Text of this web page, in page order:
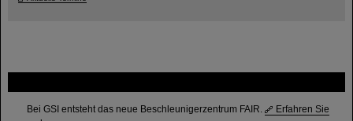
Bei GSI entsteht das neue Beschleunigerzentrum FAIR.
Erfahren Sie